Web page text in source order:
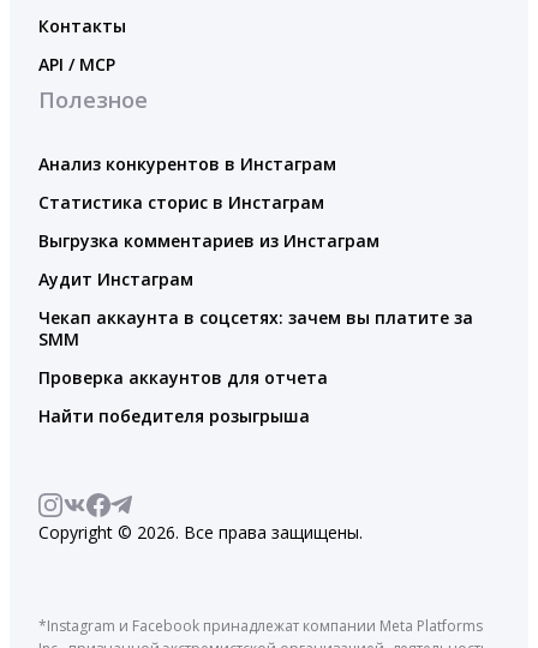
Контакты
API / MCP
Полезное
Анализ конкурентов в Инстаграм
Статистика сторис в Инстаграм
Выгрузка комментариев из Инстаграм
Аудит Инстаграм
Чекап аккаунта в соцсетях: зачем вы платите за
SMM
Проверка аккаунтов для отчета
Найти победителя розыгрыша
Copyright © 2026. Все права защищены.
*Instagram и Facebook принадлежат компании Meta Platforms